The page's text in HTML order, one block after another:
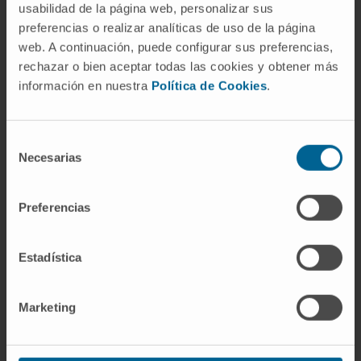
usabilidad de la página web, personalizar sus
preferencias o realizar analíticas de uso de la página
web. A continuación, puede configurar sus preferencias,
rechazar o bien aceptar todas las cookies y obtener más
información en nuestra Política de Cookies.
Necesarias
Preferencias
Estadística
Marketing